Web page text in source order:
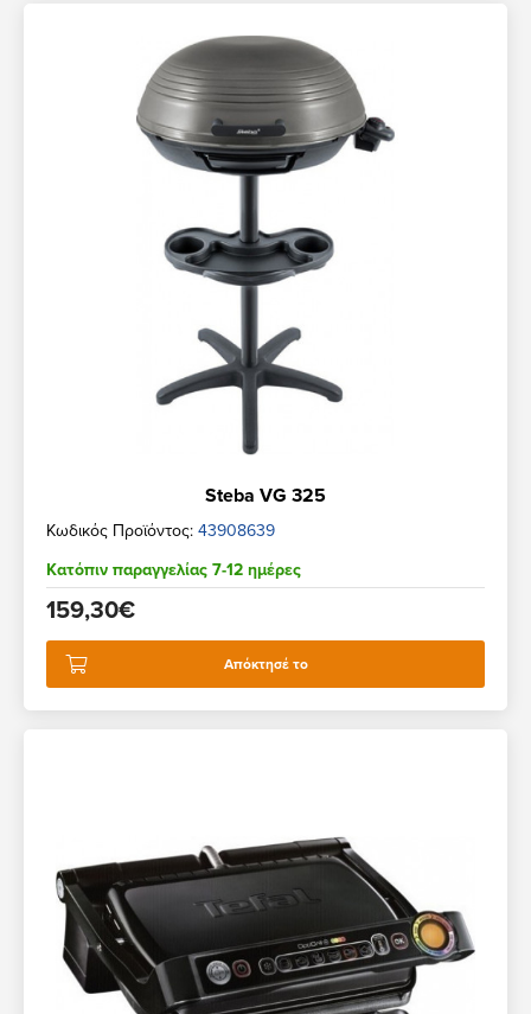
Steba VG 325
Κωδικός Προϊόντος: 43908639
Κατόπιν παραγγελίας 7-12 ημέρες
159,30€
Απόκτησέ το